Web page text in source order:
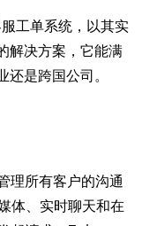
工单系统，以其实
解决方案，它能满
是跨国公司。
理所有客户的沟通
体、实时聊天和在